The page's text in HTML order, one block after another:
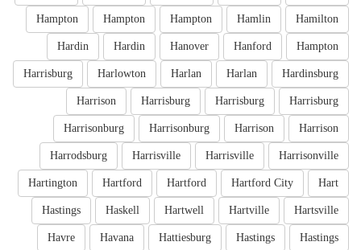
Hamilton
Hamlin
Hampton
Hampton
Hampton
Hampton
Hanford
Hanover
Hardin
Hardin
Hardinsburg
Harlan
Harlan
Harlowton
Harrisburg
Harrisburg
Harrisburg
Harrisburg
Harrison
Harrison
Harrison
Harrisonburg
Harrisonburg
Harrisonville
Harrisville
Harrisville
Harrodsburg
Hart
Hartford City
Hartford
Hartford
Hartington
Hartsville
Hartville
Hartwell
Haskell
Hastings
Hastings
Hastings
Hattiesburg
Havana
Havre